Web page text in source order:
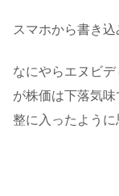
スマホから書き込
なにやらエヌビ
が株価は下落気
整に入ったように